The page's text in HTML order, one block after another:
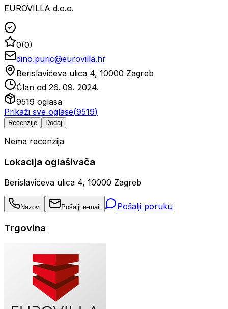
EUROVILLA d.o.o.
0(0)
dino.puric@eurovilla.hr
Berislavićeva ulica 4, 10000 Zagreb
Član od 26. 09. 2024.
9519 oglasa
Prikaži sve oglase(9519)
Recenzije Dodaj
Nema recenzija
Lokacija oglašivača
Berislavićeva ulica 4, 10000 Zagreb
Nazovi Pošalji e-mail Pošalji poruku
Trgovina